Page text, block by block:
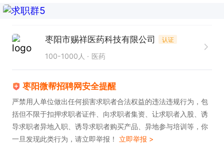
如果感兴趣，请投递简历后打电话联系吧！
枣阳市赐祥医药科技有限公司 认证
100-1000人 医药
枣阳微帮招聘网安全提醒
严禁用人单位做出任何损害求职者合法权益的违法违规行为，包
括但不限于扣押求职者证件、向求职者集资、让求职者入股、诱
导求职者异地入职、诱导求职者购买产品、异地参与培训等，你
一旦发现此类行为，请立即举报！ 立即举报 >